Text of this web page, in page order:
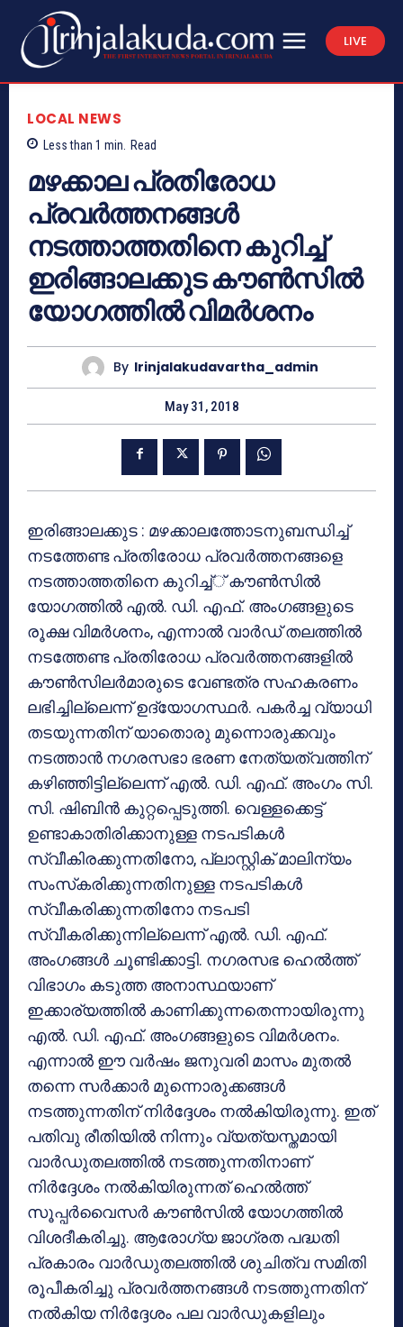
LIVE
LOCAL NEWS
Less than 1 min. Read
മഴക്കാല പ്രതിരോധ
പ്രവര്‍ത്തനങ്ങള്‍
നടത്താത്തതിനെ കുറിച്ച്
ഇരിങ്ങാലക്കുട കൗണ്‍സില്‍
യോഗത്തില്‍ വിമര്‍ശനം
By Irinjalakudavartha_admin
May 31, 2018
ഇരിങ്ങാലക്കുട : മഴക്കാലത്തോടനുബന്ധിച്ച്
നടത്തേണ്ട പ്രതിരോധ പ്രവര്‍ത്തനങ്ങളെ
നടത്താത്തതിനെ കുറിച്ച്് കൗണ്‍സില്‍
യോഗത്തില്‍ എല്‍. ഡി. എഫ്. അംഗങ്ങളുടെ
രൂക്ഷ വിമര്‍ശനം, എന്നാല്‍ വാര്‍ഡ് തലത്തില്‍
നടത്തേണ്ട പ്രതിരോധ പ്രവര്‍ത്തനങ്ങളില്‍
കൗണ്‍സിലര്‍മാരുടെ വേണ്ടത്ര സഹകരണം
ലഭിച്ചില്ലെന്ന് ഉദ്യോഗസ്ഥര്‍. പകര്‍ച്ച വ്യാധി
തടയുന്നതിന് യാതൊരു മുന്നൊരുക്കവും
നടത്താന്‍ നഗരസഭാ ഭരണ നേത്യത്വത്തിന്
കഴിഞ്ഞിട്ടില്ലെന്ന് എല്‍. ഡി. എഫ്. അംഗം സി.
സി. ഷിബിന്‍ കുറ്റപ്പെടുത്തി. വെള്ളക്കെട്ട്
ഉണ്ടാകാതിരിക്കാനുള്ള നടപടികള്‍
സ്വീകിരക്കുന്നതിനോ, പ്ലാസ്റ്റിക് മാലിന്യം
സംസ്‌കരിക്കുന്നതിനുള്ള നടപടികള്‍
സ്വീകരിക്കുന്നതിനോ നടപടി
സ്വീകരിക്കുന്നില്ലെന്ന് എല്‍. ഡി. എഫ്.
അംഗങ്ങള്‍ ചൂണ്ടിക്കാട്ടി. നഗരസഭ ഹെല്‍ത്ത്
വിഭാഗം കടുത്ത അനാസ്ഥയാണ്
ഇക്കാര്യത്തില്‍ കാണിക്കുന്നതെന്നായിരുന്നു
എല്‍. ഡി. എഫ്. അംഗങ്ങളുടെ വിമര്‍ശനം.
എന്നാല്‍ ഈ വര്‍ഷം ജനുവരി മാസം മുതല്‍
തന്നെ സര്‍ക്കാര്‍ മുന്നൊരുക്കങ്ങള്‍
നടത്തുന്നതിന് നിര്‍ദ്ദേശം നല്‍കിയിരുന്നു. ഇത്
പതിവു രീതിയില്‍ നിന്നും വ്യത്യസ്തമായി
വാര്‍ഡുതലത്തില്‍ നടത്തുന്നതിനാണ്
നിര്‍ദ്ദേശം നല്‍കിയിരുന്നത് ഹെല്‍ത്ത്
സൂപ്പര്‍വൈസര്‍ കൗണ്‍സില്‍ യോഗത്തില്‍
വിശദീകരിച്ചു. ആരോഗ്യ ജാഗ്രത പദ്ധതി
പ്രകാരം വാര്‍ഡുതലത്തില്‍ ശുചിത്വ സമിതി
രൂപീകരിച്ചു പ്രവര്‍ത്തനങ്ങള്‍ നടത്തുന്നതിന്
നല്‍കിയ നിര്‍ദ്ദേശം പല വാര്‍ഡുകളിലും